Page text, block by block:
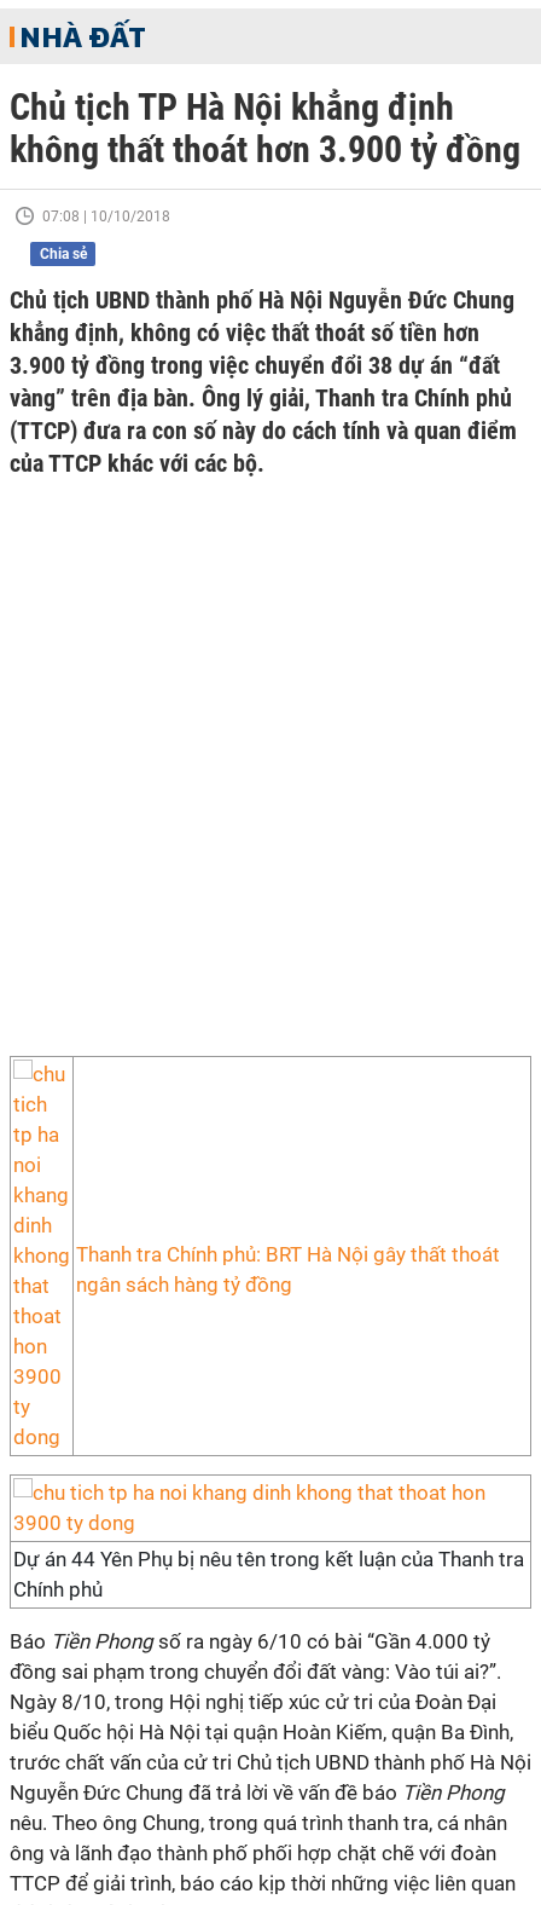
NHÀ ĐẤT
Chủ tịch TP Hà Nội khẳng định
không thất thoát hơn 3.900 tỷ đồng
07:08 | 10/10/2018
Chia sẻ
Chủ tịch UBND thành phố Hà Nội Nguyễn Ðức Chung
khẳng định, không có việc thất thoát số tiền hơn
3.900 tỷ đồng trong việc chuyển đổi 38 dự án “đất
vàng” trên địa bàn. Ông lý giải, Thanh tra Chính phủ
(TTCP) đưa ra con số này do cách tính và quan điểm
của TTCP khác với các bộ.
Thanh tra Chính phủ: BRT Hà Nội gây thất thoát
ngân sách hàng tỷ đồng
Dự án 44 Yên Phụ bị nêu tên trong kết luận của Thanh tra
Chính phủ
Báo Tiền Phongsố ra ngày 6/10 có bài “Gần 4.000 tỷ
đồng sai phạm trong chuyển đổi đất vàng: Vào túi ai?”.
Ngày 8/10, trong Hội nghị tiếp xúc cử tri của Đoàn Đại
biểu Quốc hội Hà Nội tại quận Hoàn Kiếm, quận Ba Đình,
trước chất vấn của cử tri Chủ tịch UBND thành phố Hà Nội
Nguyễn Đức Chung đã trả lời về vấn đề báo Tiền Phong
nêu. Theo ông Chung, trong quá trình thanh tra, cá nhân
ông và lãnh đạo thành phố phối hợp chặt chẽ với đoàn
TTCP để giải trình, báo cáo kịp thời những việc liên quan